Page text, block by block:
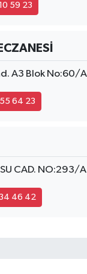
59 23
A3 Blok No:60/A
64 23
CAD. NO:293/A
46 42